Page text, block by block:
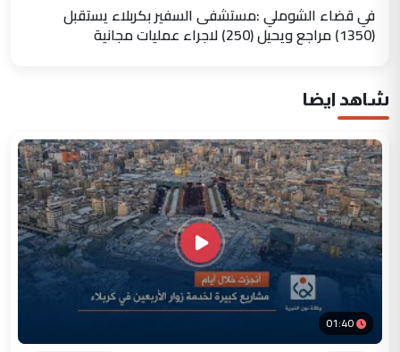
في قضاء الشوملي :مستشفى السفير بكربلاء يستقبل
(1350) مراجع ويحيل (250) لاجراء عمليات مجانية
شاهد ايضا
01:40